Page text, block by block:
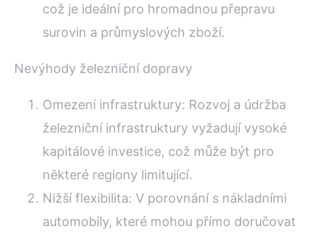
což je ideální pro hromadnou přepravu
surovin a průmyslových zboží.
Nevýhody železniční dopravy
Omezení infrastruktury: Rozvoj a údržba
železniční infrastruktury vyžadují vysoké
kapitálové investice, což může být pro
některé regiony limitující.
Nižší flexibilita: V porovnání s nákladními
automobily, které mohou přímo doručovat